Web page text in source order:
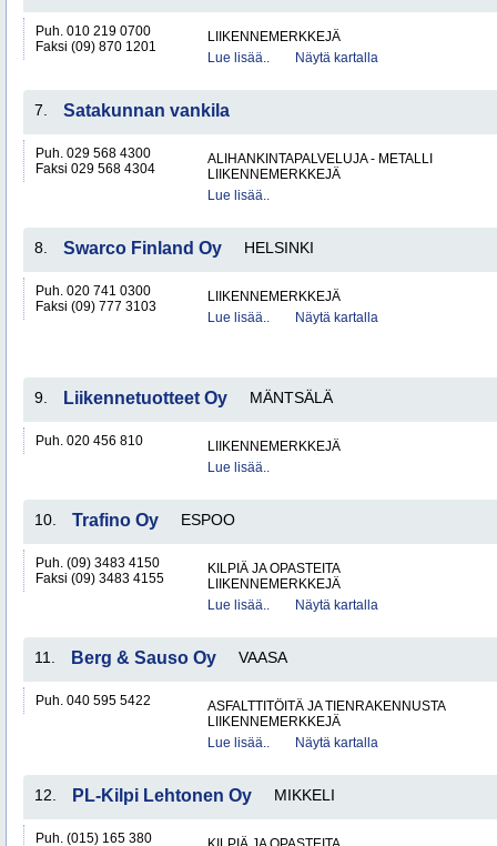
Puh. 010 219 0700
Faksi (09) 870 1201
LIIKENNEMERKKEJÄ
Lue lisää..
Näytä kartalla
7. Satakunnan vankila
Puh. 029 568 4300
Faksi 029 568 4304
ALIHANKINTAPALVELUJA - METALLI
LIIKENNEMERKKEJÄ
Lue lisää..
8. Swarco Finland Oy HELSINKI
Puh. 020 741 0300
Faksi (09) 777 3103
LIIKENNEMERKKEJÄ
Lue lisää..
Näytä kartalla
9. Liikennetuotteet Oy MÄNTSÄLÄ
Puh. 020 456 810
LIIKENNEMERKKEJÄ
Lue lisää..
10. Trafino Oy ESPOO
Puh. (09) 3483 4150
Faksi (09) 3483 4155
KILPIÄ JA OPASTEITA
LIIKENNEMERKKEJÄ
Lue lisää..
Näytä kartalla
11. Berg & Sauso Oy VAASA
Puh. 040 595 5422
ASFALTTITÖITÄ JA TIENRAKENNUSTA
LIIKENNEMERKKEJÄ
Lue lisää..
Näytä kartalla
12. PL-Kilpi Lehtonen Oy MIKKELI
Puh. (015) 165 380